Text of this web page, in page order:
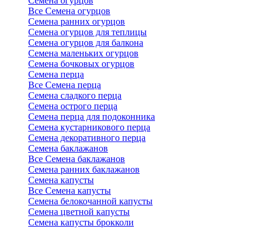
Все Семена огурцов
Семена ранних огурцов
Семена огурцов для теплицы
Семена огурцов для балкона
Семена маленьких огурцов
Семена бочковых огурцов
Семена перца
Все Семена перца
Семена сладкого перца
Семена острого перца
Семена перца для подоконника
Семена кустарникового перца
Семена декоративного перца
Семена баклажанов
Все Семена баклажанов
Семена ранних баклажанов
Семена капусты
Все Семена капусты
Семена белокочанной капусты
Семена цветной капусты
Семена капусты брокколи